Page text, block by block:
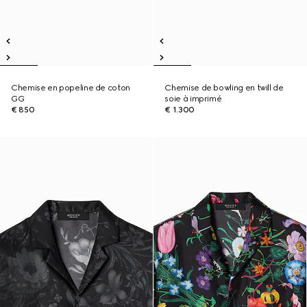
Chemise en popeline de coton
GG
€ 850
Chemise de bowling en twill de
soie à imprimé
€ 1.300